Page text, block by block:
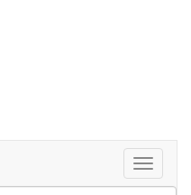
Меню